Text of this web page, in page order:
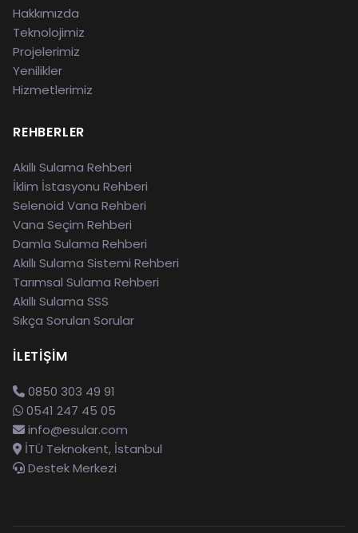
Hakkımızda
Teknolojimiz
Projelerimiz
Yenilikler
Hizmetlerimiz
REHBERLER
Akıllı Sulama Rehberi
İklim İstasyonu Rehberi
Selenoid Vana Rehberi
Vana Seçim Rehberi
Damla Sulama Rehberi
Akıllı Sulama Sistemi Rehberi
Tarımsal Sulama Rehberi
Akıllı Sulama SSS
Sıkça Sorulan Sorular
İLETIŞIM
0850 303 49 91
0541 247 45 05
info@esular.com
İTÜ Teknokent, İstanbul
Destek Merkezi